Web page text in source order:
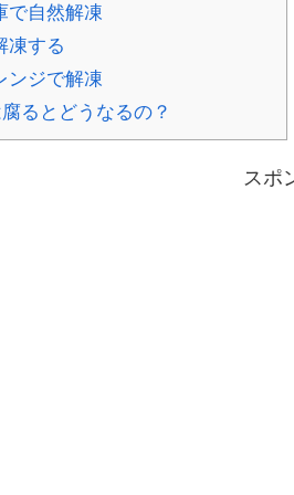
で自然解凍
凍する
ンジで解凍
るとどうなるの？
スポ